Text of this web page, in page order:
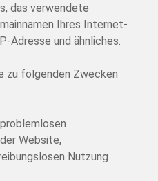
das verwendete
Ihres Internet-
Adresse und ähnliches.
zu folgenden Zwecken
Website,
Nutzung